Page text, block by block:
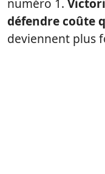
numéro 1.
défendre coûte
deviennent plus